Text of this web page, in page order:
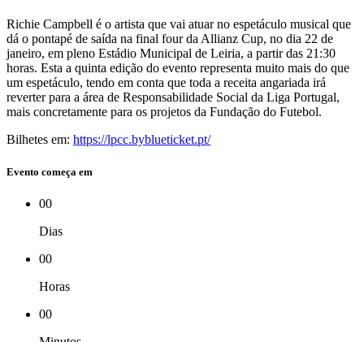
Richie Campbell é o artista que vai atuar no espetáculo musical que
dá o pontapé de saída na final four da Allianz Cup, no dia 22 de
janeiro, em pleno Estádio Municipal de Leiria, a partir das 21:30
horas. Esta a quinta edição do evento representa muito mais do que
um espetáculo, tendo em conta que toda a receita angariada irá
reverter para a área de Responsabilidade Social da Liga Portugal,
mais concretamente para os projetos da Fundação do Futebol.
Bilhetes em: https://lpcc.byblueticket.pt/
Evento começa em
00
Dias
00
Horas
00